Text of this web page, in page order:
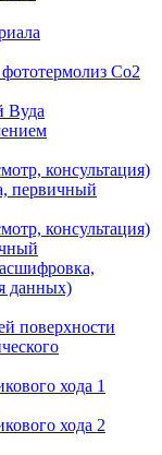
Со2
Вуда
консультация)
первичный
консультация)
данных)
поверхности
хода 1
хода 2